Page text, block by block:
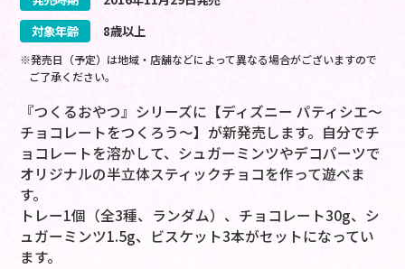
対象年齢
8歳以上
※発売日（予定）は地域・店舗などによって異なる場合がございますので
ご了承ください。
『つくるおやつ』シリーズに【ディズニー パティシエ～
チョコレートをつくろう～】が新発売します。自分でチ
ョコレートを溶かして、シュガーミンツやデコパーツで
オリジナルの半立体スティックチョコを作って遊べま
す。
トレー1個（全3種、ランダム）、チョコレート30g、シ
ュガーミンツ1.5g、ビスケット3本がセットになってい
ます。